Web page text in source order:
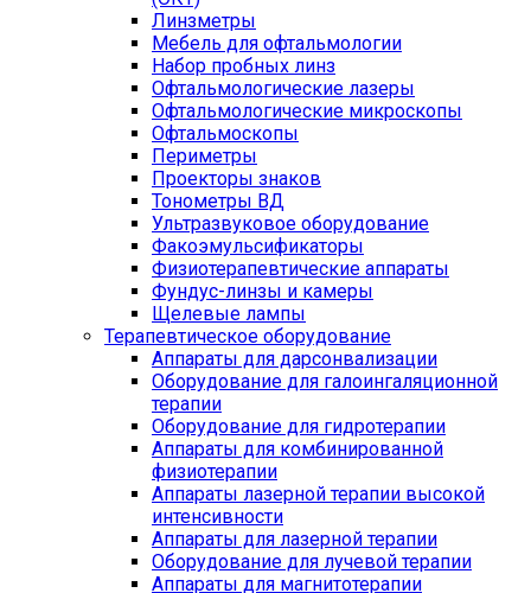
Линзметры
Мебель для офтальмологии
Набор пробных линз
Офтальмологические лазеры
Офтальмологические микроскопы
Офтальмоскопы
Периметры
Проекторы знаков
Тонометры ВД
Ультразвуковое оборудование
Факоэмульсификаторы
Физиотерапевтические аппараты
Фундус-линзы и камеры
Щелевые лампы
Терапевтическое оборудование
Аппараты для дарсонвализации
Оборудование для галоингаляционной
терапии
Оборудование для гидротерапии
Аппараты для комбинированной
физиотерапии
Аппараты лазерной терапии высокой
интенсивности
Аппараты для лазерной терапии
Оборудование для лучевой терапии
Аппараты для магнитотерапии